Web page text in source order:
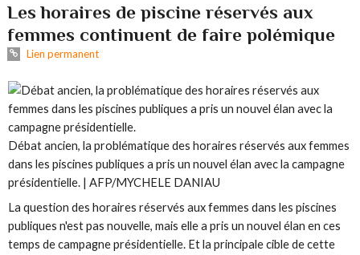
Les horaires de piscine réservés aux
femmes continuent de faire polémique
Lien permanent
Débat ancien, la problématique des horaires réservés aux femmes
dans les piscines publiques a pris un nouvel élan avec la campagne
présidentielle. | AFP/MYCHELE DANIAU
La question des horaires réservés aux femmes dans les piscines
publiques n'est pas nouvelle, mais elle a pris un nouvel élan en ces
temps de campagne présidentielle. Et la principale cible de cette